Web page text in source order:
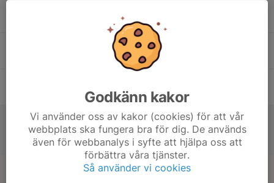
Akademiträning
14:00
15:30
Match mot Djurgårdens IF FF
Träningsmatcher
Hägernäs IP
Match mot Bollstanäs SK
Godkänn kakor
Vi använder oss av kakor (cookies) för att vår
webbplats ska fungera bra för dig. De används
även för webbanalys i syfte att hjälpa oss att
förbättra våra tjänster.
Så använder vi cookies